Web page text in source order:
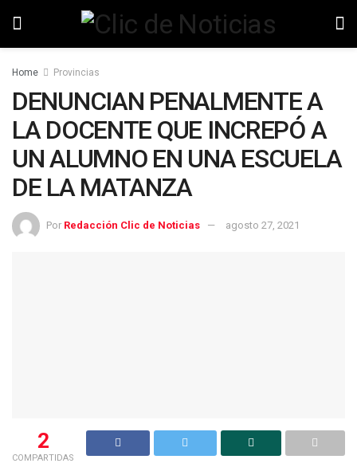
Home Provincias
DENUNCIAN PENALMENTE A
LA DOCENTE QUE INCREPÓ A
UN ALUMNO EN UNA ESCUELA
DE LA MATANZA
Por Redacción Clic de Noticias agosto 27, 2021
2
COMPARTIDAS